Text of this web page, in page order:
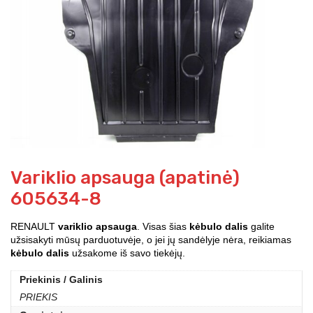
Variklio apsauga (apatinė)
605634-8
RENAULT variklio apsauga . Visas šias kėbulo dalis galite
užsisakyti mūsų parduotuvėje, o jei jų sandėlyje nėra, reikiamas
kėbulo dalis užsakome iš savo tiekėjų.
Priekinis / Galinis
PRIEKIS